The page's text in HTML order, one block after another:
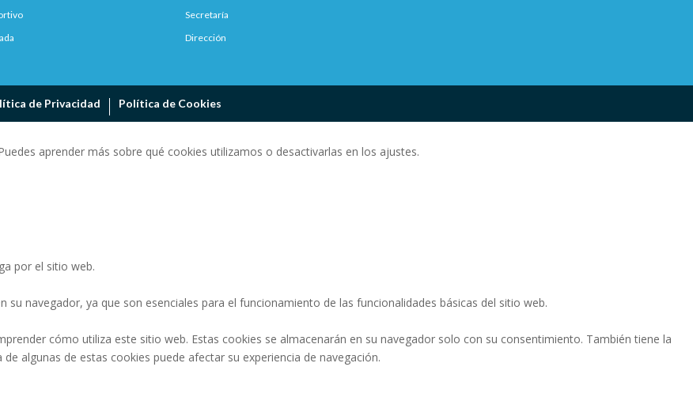
Secretaría
Dirección
de Privacidad Política de Cookies
aprender más sobre qué cookies utilizamos o desactivarlas en los ajustes.
por el sitio web.
navegador, ya que son esenciales para el funcionamiento de las funcionalidades básicas del sitio web.
cómo utiliza este sitio web. Estas cookies se almacenarán en su navegador solo con su consentimiento. También tiene la
algunas de estas cookies puede afectar su experiencia de navegación.